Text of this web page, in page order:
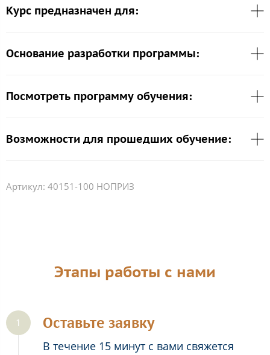
Курс предназначен для:
Основание разработки программы:
Посмотреть программу обучения:
Возможности для прошедших обучение:
Артикул: 40151-100 НОПРИЗ
Этапы работы с нами
Оставьте заявку
В течение 15 минут с вами свяжется